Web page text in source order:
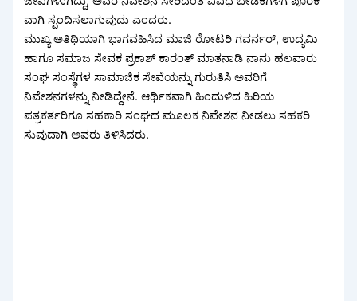
ವಾಗಿ ಸ್ಪಂದಿಸಲಾಗುವುದು ಎಂದರು.
ಮುಖ್ಯ ಅತಿಥಿಯಾಗಿ ಭಾಗವಹಿಸಿದ ಮಾಜಿ ರೋಟರಿ ಗವರ್ನರ್, ಉದ್ಯಮಿ
ಹಾಗೂ ಸಮಾಜ ಸೇವಕ ಪ್ರಕಾಶ್ ಕಾರಂತ್ ಮಾತನಾಡಿ ನಾನು ಹಲವಾರು
ಸಂಘ ಸಂಸ್ಥೆಗಳ ಸಾಮಾಜಿಕ ಸೇವೆಯನ್ನು ಗುರುತಿಸಿ ಅವರಿಗೆ
ನಿವೇಶನಗಳನ್ನು ನೀಡಿದ್ದೇನೆ. ಆರ್ಥಿಕವಾಗಿ ಹಿಂದುಳಿದ ಹಿರಿಯ
ಪತ್ರಕರ್ತರಿಗೂ ಸಹಕಾರಿ ಸಂಘದ ಮೂಲಕ ನಿವೇಶನ ನೀಡಲು ಸಹಕರಿ
ಸುವುದಾಗಿ ಅವರು ತಿಳಿಸಿದರು.